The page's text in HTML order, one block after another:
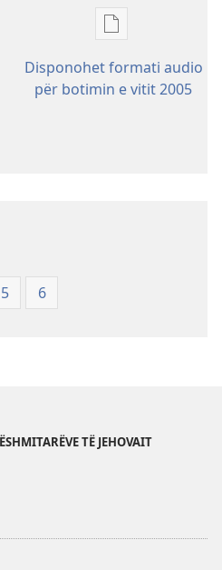
Mundësitë
shkarkimit
për
Disponohet formati audio
për botimin e vitit 2005
5 6
TË JEHOVAIT